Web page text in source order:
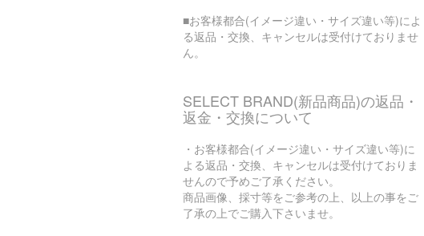
■お客様都合(イメージ違い・サイズ違い等)によ
る返品・交換、キャンセルは受付けておりませ
ん。
SELECT BRAND(新品商品)の返品・
返金・交換について
・お客様都合(イメージ違い・サイズ違い等)に
よる返品・交換、キャンセルは受付けておりま
せんので予めご了承ください。
商品画像、採寸等をご参考の上、以上の事をご
了承の上でご購入下さいませ。